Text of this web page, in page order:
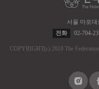
서울 마포대
전화
02-704-
COPYRIGHT(c) 2018 The